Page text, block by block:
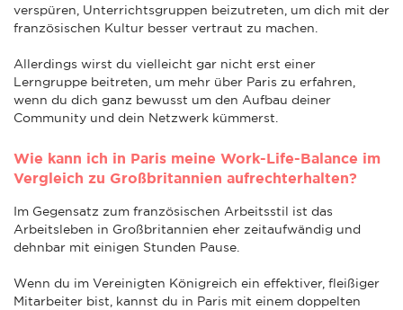
verspüren, Unterrichtsgruppen beizutreten, um dich mit der
französischen Kultur besser vertraut zu machen.
Allerdings wirst du vielleicht gar nicht erst einer
Lerngruppe beitreten, um mehr über Paris zu erfahren,
wenn du dich ganz bewusst um den Aufbau deiner
Community und dein Netzwerk kümmerst.
Wie kann ich in Paris meine Work-Life-Balance im
Vergleich zu Großbritannien aufrechterhalten?
Im Gegensatz zum französischen Arbeitsstil ist das
Arbeitsleben in Großbritannien eher zeitaufwändig und
dehnbar mit einigen Stunden Pause.
Wenn du im Vereinigten Königreich ein effektiver, fleißiger
Mitarbeiter bist, kannst du in Paris mit einem doppelten